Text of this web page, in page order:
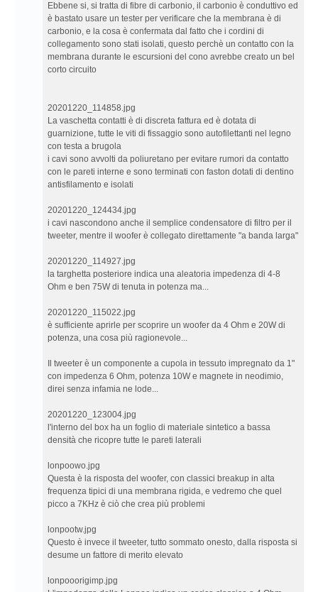
Ebbene si, si tratta di fibre di carbonio, il carbonio è conduttivo ed
è bastato usare un tester per verificare che la membrana è di
carbonio, e la cosa è confermata dal fatto che i cordini di
collegamento sono stati isolati, questo perchè un contatto con la
membrana durante le escursioni del cono avrebbe creato un bel
corto circuito
20201220_114858.jpg
La vaschetta contatti è di discreta fattura ed è dotata di
guarnizione, tutte le viti di fissaggio sono autofilettanti nel legno
con testa a brugola
i cavi sono avvolti da poliuretano per evitare rumori da contatto
con le pareti interne e sono terminati con faston dotati di dentino
antisfilamento e isolati
20201220_124434.jpg
i cavi nascondono anche il semplice condensatore di filtro per il
tweeter, mentre il woofer è collegato direttamente "a banda larga"
20201220_114927.jpg
la targhetta posteriore indica una aleatoria impedenza di 4-8
Ohm e ben 75W di tenuta in potenza ma...
20201220_115022.jpg
è sufficiente aprirle per scoprire un woofer da 4 Ohm e 20W di
potenza, una cosa più ragionevole...
Il tweeter è un componente a cupola in tessuto impregnato da 1"
con impedenza 6 Ohm, potenza 10W e magnete in neodimio,
direi senza infamia ne lode...
20201220_123004.jpg
l'interno del box ha un foglio di materiale sintetico a bassa
densità che ricopre tutte le pareti laterali
lonpoowo.jpg
Questa è la risposta del woofer, con classici breakup in alta
frequenza tipici di una membrana rigida, e vedremo che quel
picco a 7KHz è ciò che crea più problemi
lonpootw.jpg
Questo è invece il tweeter, tutto sommato onesto, dalla risposta si
desume un fattore di merito elevato
lonpooorigimp.jpg